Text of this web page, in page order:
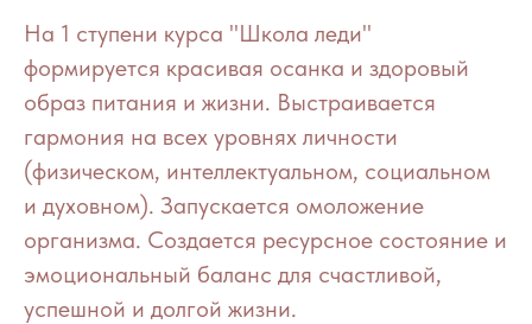
На 1 ступени курса "Школа леди"
формируется красивая осанка и здоровый
образ питания и жизни. Выстраивается
гармония на всех уровнях личности
(физическом, интеллектуальном, социальном
и духовном). Запускается омоложение
организма. Создается ресурсное состояние и
эмоциональный баланс для счастливой,
успешной и долгой жизни.